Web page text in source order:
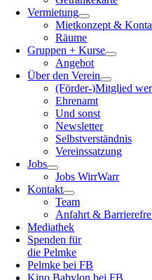
Vermietung
Mietkonzept &
Räume
Gruppen + Kurse
Angebot
Über den Verein
(Förder-)Mitglied
Ehrenamt
Und sonst
Newsletter
Selbstverständnis
Vereinssatzung
Jobs
Jobs WirrWarr
Kontakt
Team
Anfahrt &
Mediathek
Spenden für
die Pelmke
Pelmke bei FB
Kino Babylon bei FB